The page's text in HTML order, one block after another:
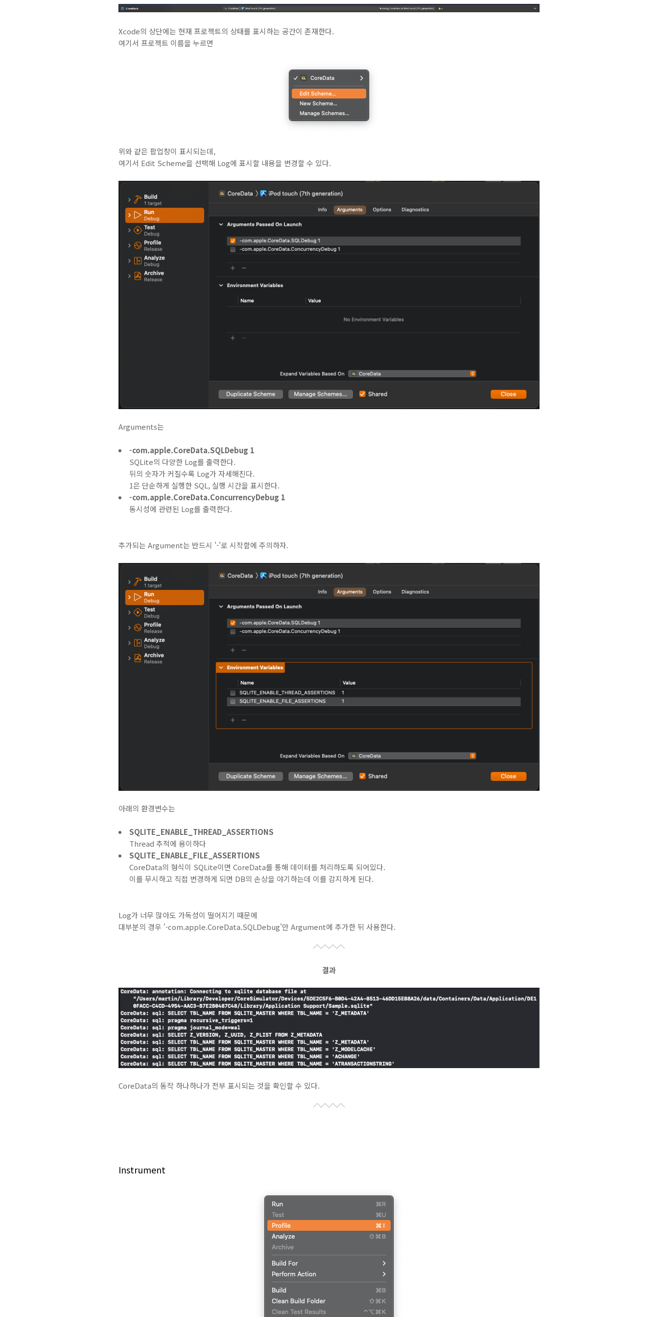
Xcode의 상단에는 현재 프로젝트의 상태를 표시하는 공간이 존재한다.
여기서 프로젝트 이름을 누르면
위와 같은 팝업창이 표시되는데,
여기서 Edit Scheme을 선택해 Log에 표시할 내용을 변경할 수 있다.
Arguments는
-com.apple.CoreData.SQLDebug 1
SQLite의 다양한 Log를 출력한다.
뒤의 숫자가 커질수록 Log가 자세해진다.
1은 단순하게 실행한 SQL, 실행 시간을 표시한다.
-com.apple.CoreData.ConcurrencyDebug 1
동시성에 관련된 Log를 출력한다.
추가되는 Argument는 반드시 '-'로 시작함에 주의하자.
아래의 환경변수는
SQLITE_ENABLE_THREAD_ASSERTIONS
Thread 추적에 용이하다
SQLITE_ENABLE_FILE_ASSERTIONS
CoreData의 형식이 SQLite이면 CoreData를 통해 데이터를 처리하도록 되어있다.
이를 무시하고 직접 변경하게 되면 DB의 손상을 야기하는데 이를 감지하게 된다.
Log가 너무 많아도 가독성이 떨어지기 때문에
대부분의 경우 '-com.apple.CoreData.SQLDebug'만 Argument에 추가한 뒤 사용한다.
결과
CoreData의 동작 하나하나가 전부 표시되는 것을 확인할 수 있다.
Instrument